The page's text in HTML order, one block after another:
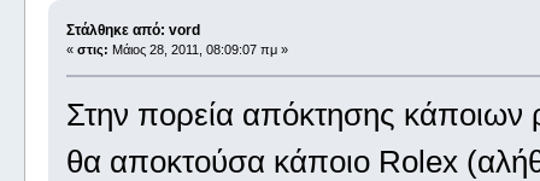
Στάλθηκε από: vord
« στις: Μάιος 28, 2011, 08:09:07 πμ »
Στην πορεία απόκτησης κάποιων
θα αποκτούσα κάποιο Rolex